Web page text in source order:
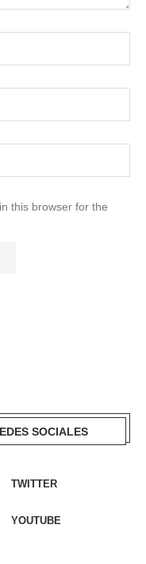
this browser for the
SOCIALES
TWITTER
YOUTUBE